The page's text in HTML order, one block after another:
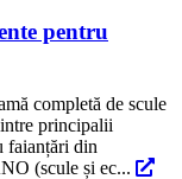
pentru
completă de scule
principalii
faianțări din
(scule și ec...